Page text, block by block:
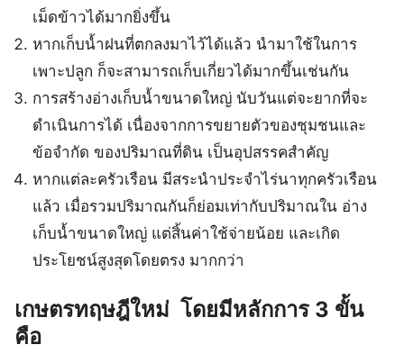
เม็ดข้าวได้มากยิ่งขึ้น
หากเก็บน้ำฝนที่ตกลงมาไว้ได้แล้ว นำมาใช้ในการ
เพาะปลูก ก็จะสามารถเก็บเกี่ยวได้มากขึ้นเช่นกัน
การสร้างอ่างเก็บน้ำขนาดใหญ่ นับวันแต่จะยากที่จะ
ดำเนินการได้ เนื่องจากการขยายตัวของชุมชนและ
ข้อจำกัด ของปริมาณที่ดิน เป็นอุปสรรคสำคัญ
หากแต่ละครัวเรือน มีสระนำประจำไร่นาทุกครัวเรือน
แล้ว เมื่อรวมปริมาณกันก็ย่อมเท่ากับปริมาณใน อ่าง
เก็บน้ำขนาดใหญ่ แต่สิ้นค่าใช้จ่ายน้อย และเกิด
ประโยชน์สูงสุดโดยตรง มากกว่า
เกษตรทฤษฎีใหม่ โดยมีหลักการ 3 ขั้น
คือ